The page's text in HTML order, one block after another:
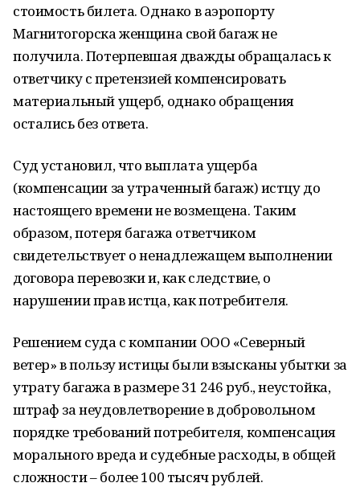
стоимость билета. Однако в аэропорту
Магнитогорска женщина свой багаж не
получила. Потерпевшая дважды обращалась к
ответчику с претензией компенсировать
материальный ущерб, однако обращения
остались без ответа.
Суд установил, что выплата ущерба
(компенсации за утраченный багаж) истцу до
настоящего времени не возмещена. Таким
образом, потеря багажа ответчиком
свидетельствует о ненадлежащем выполнении
договора перевозки и, как следствие, о
нарушении прав истца, как потребителя.
Решением суда с компании ООО «Северный
ветер» в пользу истицы были взысканы убытки за
утрату багажа в размере 31 246 руб., неустойка,
штраф за неудовлетворение в добровольном
порядке требований потребителя, компенсация
морального вреда и судебные расходы, в общей
сложности – более 100 тысяч рублей.